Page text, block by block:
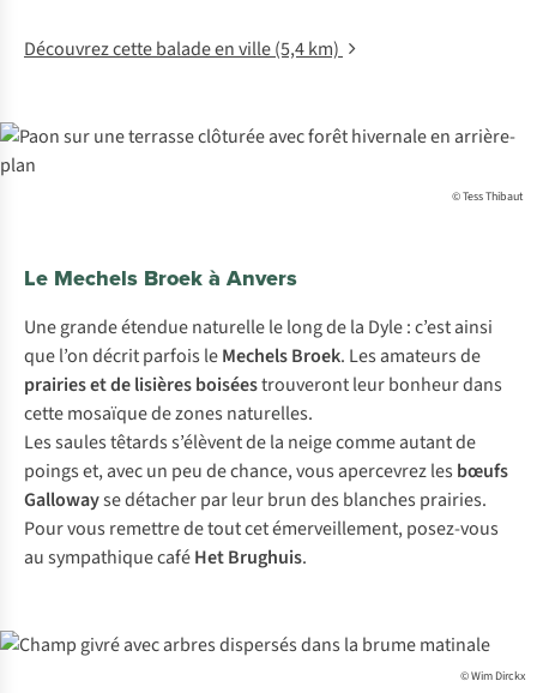
Découvrez cette balade en ville (5,4 km)
© Tess Thibaut
Le Mechels Broek à Anvers
Une grande étendue naturelle le long de la Dyle : c’est ainsi
que l’on décrit parfois leMechels Broek. Les amateurs de
prairies et de lisières boiséestrouveront leur bonheur dans
cette mosaïque de zones naturelles.
Les saules têtards s’élèvent de la neige comme autant de
poings et, avec un peu de chance, vous apercevrez les bœufs
Gallowayse détacher par leur brun des blanches prairies.
Pour vous remettre de tout cet émerveillement, posez-vous
au sympathique caféHet Brughuis.
© Wim Dirckx